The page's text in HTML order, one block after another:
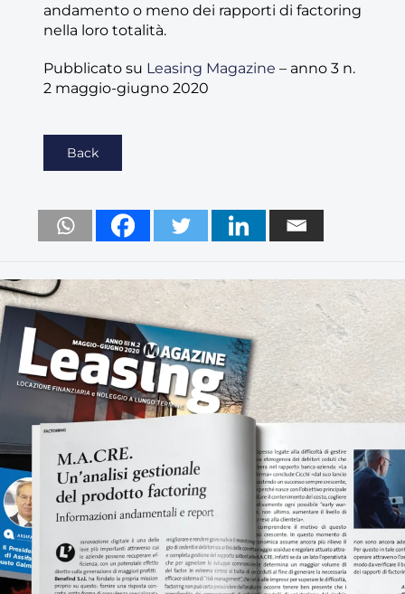
andamento o meno dei rapporti di factoring
nella loro totalità.
Pubblicato su Leasing Magazine – anno 3 n.
2 maggio-giugno 2020
Back